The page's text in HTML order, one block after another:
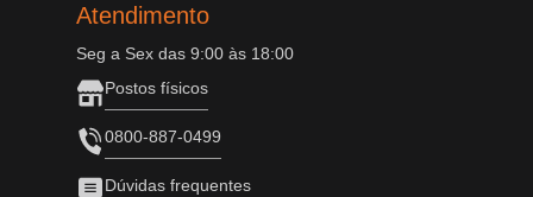
Atendimento
Seg a Sex das 9:00 às 18:00
Postos físicos
0800-887-0499
Dúvidas frequentes